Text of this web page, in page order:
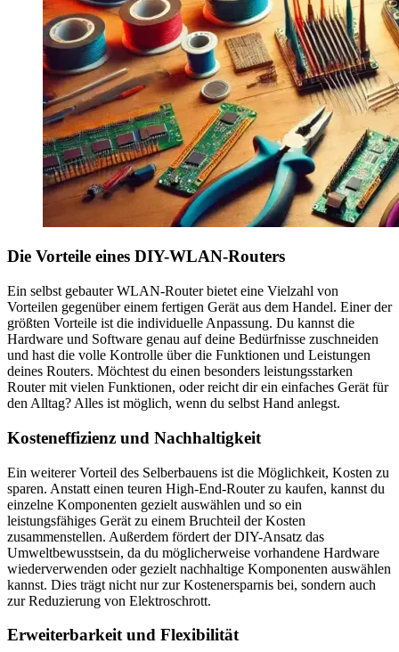
Die Vorteile eines DIY-WLAN-Routers
Ein selbst gebauter WLAN-Router bietet eine Vielzahl von
Vorteilen gegenüber einem fertigen Gerät aus dem Handel. Einer der
größten Vorteile ist die individuelle Anpassung. Du kannst die
Hardware und Software genau auf deine Bedürfnisse zuschneiden
und hast die volle Kontrolle über die Funktionen und Leistungen
deines Routers. Möchtest du einen besonders leistungsstarken
Router mit vielen Funktionen, oder reicht dir ein einfaches Gerät für
den Alltag? Alles ist möglich, wenn du selbst Hand anlegst.
Kosteneffizienz und Nachhaltigkeit
Ein weiterer Vorteil des Selberbauens ist die Möglichkeit, Kosten zu
sparen. Anstatt einen teuren High-End-Router zu kaufen, kannst du
einzelne Komponenten gezielt auswählen und so ein
leistungsfähiges Gerät zu einem Bruchteil der Kosten
zusammenstellen. Außerdem fördert der DIY-Ansatz das
Umweltbewusstsein, da du möglicherweise vorhandene Hardware
wiederverwenden oder gezielt nachhaltige Komponenten auswählen
kannst. Dies trägt nicht nur zur Kostenersparnis bei, sondern auch
zur Reduzierung von Elektroschrott.
Erweiterbarkeit und Flexibilität